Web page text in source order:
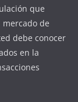
que
de
debe conocer
en la